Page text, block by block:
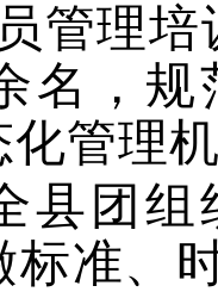
管理培
名，规
管理
县团组
标准、